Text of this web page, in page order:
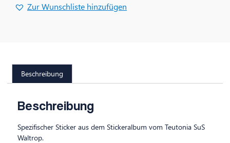
Zur Wunschliste hinzufügen
Beschreibung
Beschreibung
Spezifischer Sticker aus dem Stickeralbum vom Teutonia SuS
Waltrop.